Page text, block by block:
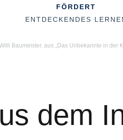
FÖRDERT
ENTDECKENDES
Baumeister, aus „Das Unbekannte in der
dem